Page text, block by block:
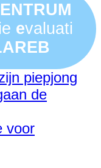
evaluati
piepjong
de
voor